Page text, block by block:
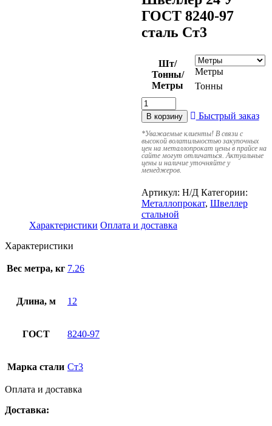
ГОСТ 8240-97
сталь Ст3
Шт/
Тонны/
Метры
Метры
Тонны
В корзину Быстрый заказ
*Уважаемые клиенты! В связи с
высокой волатильностью закупочных
цен на металлопрокат цены в прайсе на
сайте могут отличаться. Актуальные
цены и наличие уточняйте у
менеджеров.
Артикул: Н/Д Категории:
Металлопрокат, Швеллер
стальной
Характеристики Оплата и доставка
Характеристики
Вес метра, кг 7.26
Длина, м 12
ГОСТ 8240-97
Марка стали Ст3
Оплата и доставка
Доставка: